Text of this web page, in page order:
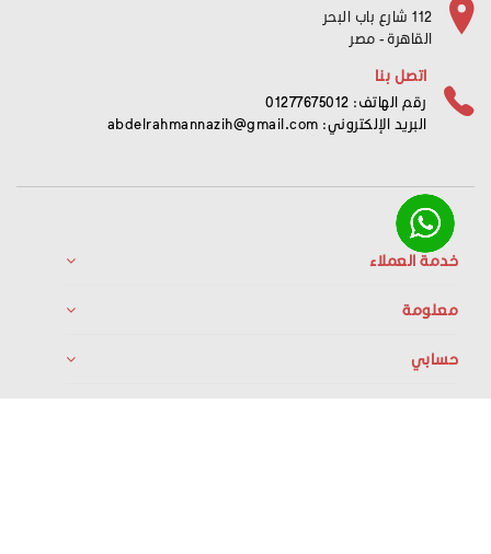
112 شارع باب البحر
القاهرة - مصر
اتصل بنا
رقم الهاتف: 01277675012
البريد الإلكتروني: abdelrahmannazih@gmail.com
خدمة العملاء
معلومة
حسابي